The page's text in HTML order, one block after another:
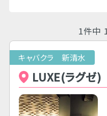
1件中
キャバクラ 新清水
LUXE(ラグゼ)